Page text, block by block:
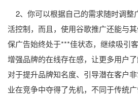
2、你可以根据自己的需求随时调整
活控制，而且，使用谷歌推广还能与
保广告始终处于***佳状态，继续吸引
增强品牌的在线存在感，让更多用户
对于提升品牌知名度、引导潜在客户
业在竞争中夺得了先机，不同于传统